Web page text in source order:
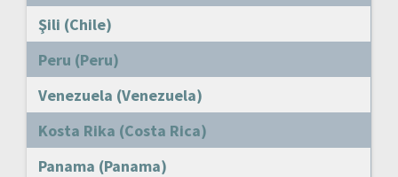
Şili (Chile)
Peru (Peru)
Venezuela (Venezuela)
Kosta Rika (Costa Rica)
Panama (Panama)